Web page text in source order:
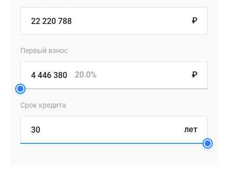
₽
Первый взнос
₽
20.0%
Срок кредита
лет